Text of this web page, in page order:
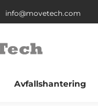
info@movetech.com
Avfallshantering